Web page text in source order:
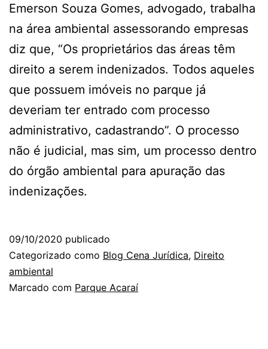
Emerson Souza Gomes, advogado, trabalha
na área ambiental assessorando empresas
diz que, “Os proprietários das áreas têm
direito a serem indenizados. Todos aqueles
que possuem imóveis no parque já
deveriam ter entrado com processo
administrativo, cadastrando”. O processo
não é judicial, mas sim, um processo dentro
do órgão ambiental para apuração das
indenizações.
09/10/2020 publicado
Categorizado como Blog Cena Jurídica, Direito
ambiental
Marcado com Parque Acaraí